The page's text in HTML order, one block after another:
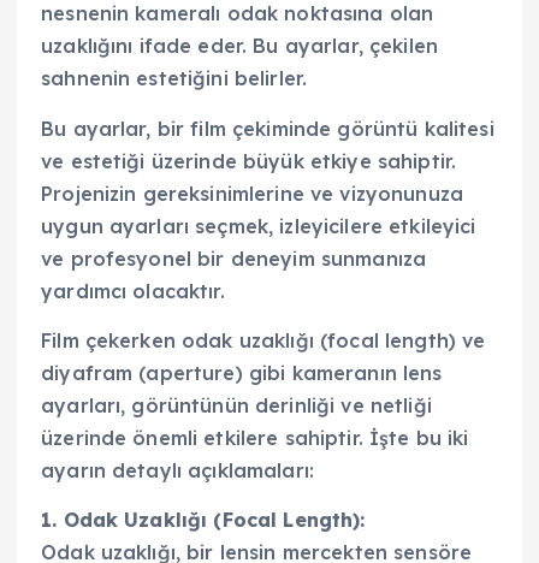
nesnenin kameralı odak noktasına olan
uzaklığını ifade eder. Bu ayarlar, çekilen
sahnenin estetiğini belirler.
Bu ayarlar, bir film çekiminde görüntü kalitesi
ve estetiği üzerinde büyük etkiye sahiptir.
Projenizin gereksinimlerine ve vizyonunuza
uygun ayarları seçmek, izleyicilere etkileyici
ve profesyonel bir deneyim sunmanıza
yardımcı olacaktır.
Film çekerken odak uzaklığı (focal length) ve
diyafram (aperture) gibi kameranın lens
ayarları, görüntünün derinliği ve netliği
üzerinde önemli etkilere sahiptir. İşte bu iki
ayarın detaylı açıklamaları:
1. Odak Uzaklığı (Focal Length):
Odak uzaklığı, bir lensin mercekten sensöre